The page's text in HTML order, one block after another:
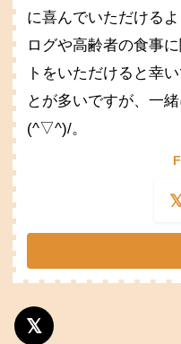
に喜んでいただける
ログや高齢者の食事
トをいただけると幸
とが多いですが、一
(^▽^)/。